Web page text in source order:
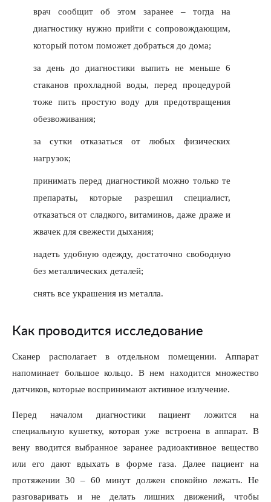
врач сообщит об этом заранее – тогда на
диагностику нужно прийти с сопровождающим,
который потом поможет добраться до дома;
за день до диагностики выпить не меньше 6
стаканов прохладной воды, перед процедурой
тоже пить простую воду для предотвращения
обезвоживания;
за сутки отказаться от любых физических
нагрузок;
принимать перед диагностикой можно только те
препараты, которые разрешил специалист,
отказаться от сладкого, витаминов, даже драже и
жвачек для свежести дыхания;
надеть удобную одежду, достаточно свободную
без металлических деталей;
снять все украшения из металла.
Как проводится исследование
Сканер располагает в отдельном помещении. Аппарат
напоминает большое кольцо. В нем находится множество
датчиков, которые воспринимают активное излучение.
Перед началом диагностики пациент ложится на
специальную кушетку, которая уже встроена в аппарат. В
вену вводится выбранное заранее радиоактивное вещество
или его дают вдыхать в форме газа. Далее пациент на
протяжении 30 – 60 минут должен спокойно лежать. Не
разговаривать и не делать лишних движений, чтобы